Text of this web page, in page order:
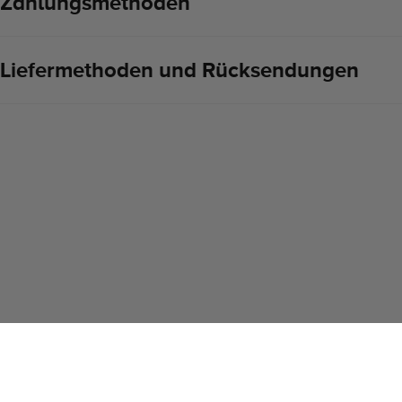
Liefermethoden und Rücksendungen